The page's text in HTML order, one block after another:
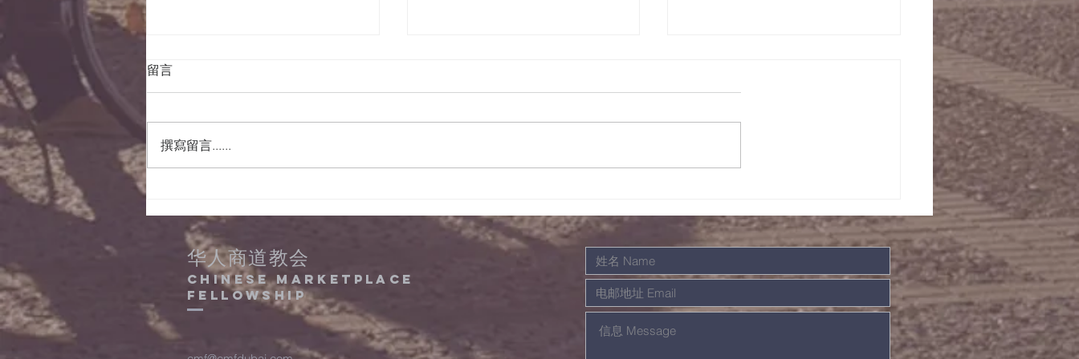
文及事项
文及事项
文及事项
留言
撰寫留言......
华人商道教会
Chinese Marketplace
Fellowship